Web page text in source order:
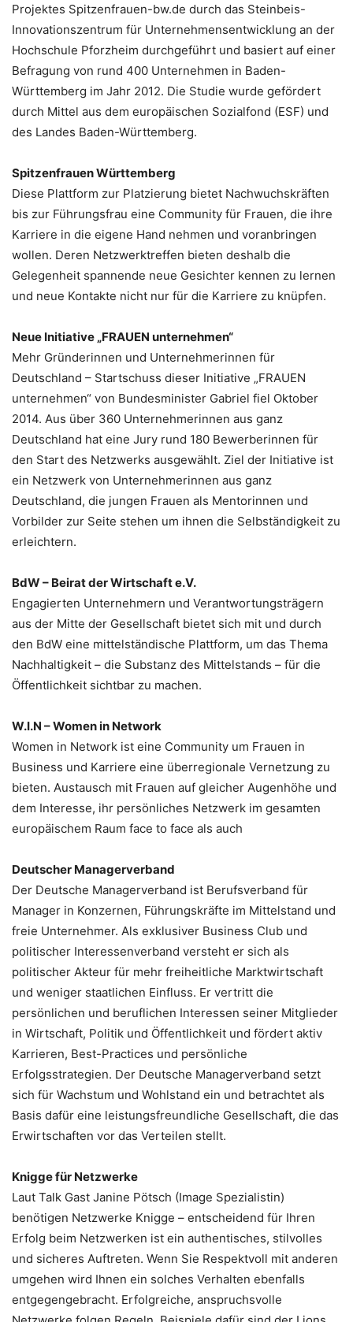
Projektes Spitzenfrauen-bw.de durch das Steinbeis-
Innovationszentrum für Unternehmensentwicklung an der
Hochschule Pforzheim durchgeführt und basiert auf einer
Befragung von rund 400 Unternehmen in Baden-
Württemberg im Jahr 2012. Die Studie wurde gefördert
durch Mittel aus dem europäischen Sozialfond (ESF) und
des Landes Baden-Württemberg.
Spitzenfrauen Württemberg
Diese Plattform zur Platzierung bietet Nachwuchskräften
bis zur Führungsfrau eine Community für Frauen, die ihre
Karriere in die eigene Hand nehmen und voranbringen
wollen. Deren Netzwerktreffen bieten deshalb die
Gelegenheit spannende neue Gesichter kennen zu lernen
und neue Kontakte nicht nur für die Karriere zu knüpfen.
Neue Initiative „FRAUEN unternehmen“
Mehr Gründerinnen und Unternehmerinnen für
Deutschland – Startschuss dieser Initiative „FRAUEN
unternehmen“ von Bundesminister Gabriel fiel Oktober
2014. Aus über 360 Unternehmerinnen aus ganz
Deutschland hat eine Jury rund 180 Bewerberinnen für
den Start des Netzwerks ausgewählt. Ziel der Initiative ist
ein Netzwerk von Unternehmerinnen aus ganz
Deutschland, die jungen Frauen als Mentorinnen und
Vorbilder zur Seite stehen um ihnen die Selbständigkeit zu
erleichtern.
BdW – Beirat der Wirtschaft e.V.
Engagierten Unternehmern und Verantwortungsträgern
aus der Mitte der Gesellschaft bietet sich mit und durch
den BdW eine mittelständische Plattform, um das Thema
Nachhaltigkeit – die Substanz des Mittelstands – für die
Öffentlichkeit sichtbar zu machen.
W.I.N – Women in Network
Women in Network ist eine Community um Frauen in
Business und Karriere eine überregionale Vernetzung zu
bieten. Austausch mit Frauen auf gleicher Augenhöhe und
dem Interesse, ihr persönliches Netzwerk im gesamten
europäischem Raum face to face als auch
Deutscher Managerverband
Der Deutsche Managerverband ist Berufsverband für
Manager in Konzernen, Führungskräfte im Mittelstand und
freie Unternehmer. Als exklusiver Business Club und
politischer Interessenverband versteht er sich als
politischer Akteur für mehr freiheitliche Marktwirtschaft
und weniger staatlichen Einfluss. Er vertritt die
persönlichen und beruflichen Interessen seiner Mitglieder
in Wirtschaft, Politik und Öffentlichkeit und fördert aktiv
Karrieren, Best-Practices und persönliche
Erfolgsstrategien. Der Deutsche Managerverband setzt
sich für Wachstum und Wohlstand ein und betrachtet als
Basis dafür eine leistungsfreundliche Gesellschaft, die das
Erwirtschaften vor das Verteilen stellt.
Knigge für Netzwerke
Laut Talk Gast Janine Pötsch (Image Spezialistin)
benötigen Netzwerke Knigge – entscheidend für Ihren
Erfolg beim Netzwerken ist ein authentisches, stilvolles
und sicheres Auftreten. Wenn Sie Respektvoll mit anderen
umgehen wird Ihnen ein solches Verhalten ebenfalls
entgegengebracht. Erfolgreiche, anspruchsvolle